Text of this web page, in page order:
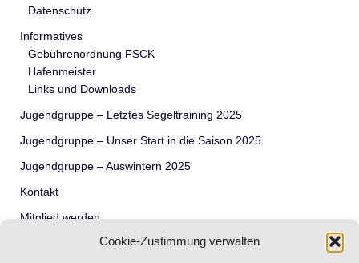
Cookie-Zustimmung verwalten
Datenschutz
Informatives
Gebührenordnung FSCK
Hafenmeister
Links und Downloads
Jugendgruppe – Letztes Segeltraining 2025
Jugendgruppe – Unser Start in die Saison 2025
Jugendgruppe – Auswintern 2025
Kontakt
Mitglied werden